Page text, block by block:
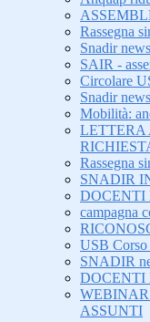
Rassegna
Snadir
SAIR -
Circolare
Snadir
Mobilità:
LETTERA
Rassegna
SNADIR
DOCENTI
campagna
USB Corso
SNADIR
DOCENTI
ASSUNTI